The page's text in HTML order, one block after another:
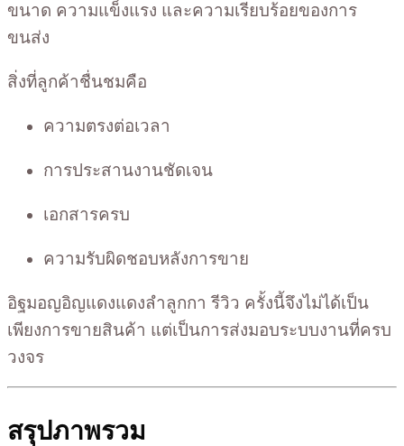
ขนาด ความแข็งแรง และความเรียบร้อยของการ
ขนส่ง
สิ่งที่ลูกค้าชื่นชมคือ
ความตรงต่อเวลา
การประสานงานชัดเจน
เอกสารครบ
ความรับผิดชอบหลังการขาย
อิฐมอญอิญแดงแดงลำลูกกา รีวิว ครั้งนี้จึงไม่ได้เป็น
เพียงการขายสินค้า แต่เป็นการส่งมอบระบบงานที่ครบ
วงจร
สรุปภาพรวม